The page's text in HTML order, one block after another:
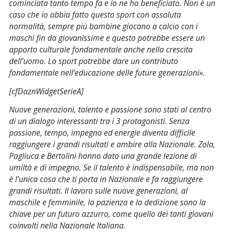
cominciata tanto tempo fa e io ne ho beneficiato. Non è un
caso che io abbia fatto questo sport con assoluta
normalità, sempre più bambine giocano a calcio con i
maschi fin da giovanissime e questo potrebbe essere un
apporto culturale fondamentale anche nella crescita
dell’uomo. Lo sport potrebbe dare un contributo
fondamentale nell’educazione delle future generazioni».
[cfDaznWidgetSerieA]
Nuove generazioni, talento e passione sono stati al centro
di un dialogo interessanti tra i 3 protagonisti. Senza
passione, tempo, impegno ed energie diventa difficile
raggiungere i grandi risultati e ambire alla Nazionale. Zola,
Pagliuca e Bertolini hanno dato una grande lezione di
umiltà e di impegno. Se il talento è indispensabile, ma non
è l’unica cosa che ti porta in Nazionale e fa raggiungere
grandi risultati. Il lavoro sulle nuove generazioni, al
maschile e femminile, la pazienza e la dedizione sono la
chiave per un futuro azzurro, come quello dei tanti giovani
coinvolti nella Nazionale Italiana.